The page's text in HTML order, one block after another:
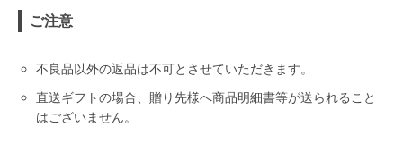
ご注意
不良品以外の返品は不可とさせていただきます。
直送ギフトの場合、贈り先様へ商品明細書等が送られること
はございません。